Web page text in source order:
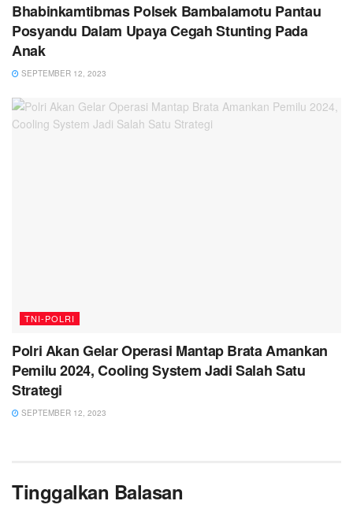
Bhabinkamtibmas Polsek Bambalamotu Pantau
Posyandu Dalam Upaya Cegah Stunting Pada
Anak
SEPTEMBER 12, 2023
TNI-POLRI
Polri Akan Gelar Operasi Mantap Brata Amankan
Pemilu 2024, Cooling System Jadi Salah Satu
Strategi
SEPTEMBER 12, 2023
Tinggalkan Balasan